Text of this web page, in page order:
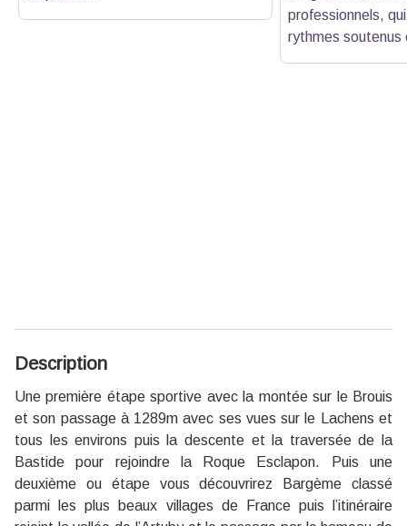
professionnels,
rythmes soutenus
Description
Une première étape sportive avec la montée sur le Brouis
et son passage à 1289m avec ses vues sur le Lachens et
tous les environs puis la descente et la traversée de la
Bastide pour rejoindre la Roque Esclapon. Puis une
deuxième ou étape vous découvrirez Bargème classé
parmi les plus beaux villages de France puis l’itinéraire